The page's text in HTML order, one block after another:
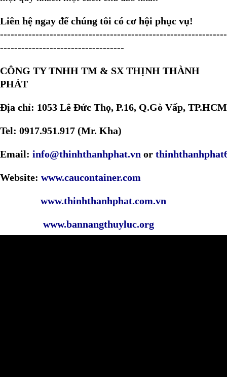
Liên hệ ngay để chúng tôi có cơ hội phục vụ!
----------------------------------------------------------------
-----------------------------------
CÔNG TY TNHH TM & SX THỊNH THÀNH
PHÁT
Địa chỉ: 1053 Lê Đức Thọ, P.16, Q.Gò Vấp, TP.HCM
Tel: 0917.951.917 (Mr. Kha)
Email: info@thinhthanhphat.vn or
Website: www.caucontainer.com
www.thinhthanhphat.com.vn
www.bannangthuyluc.org